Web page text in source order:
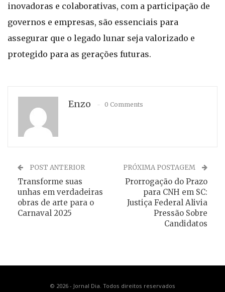
inovadoras e colaborativas, com a participação de
governos e empresas, são essenciais para
assegurar que o legado lunar seja valorizado e
protegido para as gerações futuras.
Enzo 0 Comments
POST ANTERIOR
Transforme suas
unhas em verdadeiras
obras de arte para o
Carnaval 2025
PRÓXIMA POSTAGEM
Prorrogação do Prazo
para CNH em SC:
Justiça Federal Alivia
Pressão Sobre
Candidatos
© 2026 - Jornal Dia. Todos direitos reservados